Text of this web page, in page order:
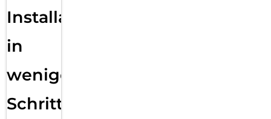
Installation
in
wenigen
Schritten